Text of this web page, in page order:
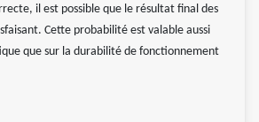
il est possible que le résultat final des
Cette probabilité est valable aussi
que sur la durabilité de fonctionnement